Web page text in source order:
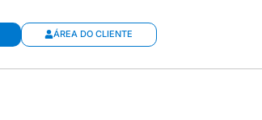
ÁREA DO CLIENTE